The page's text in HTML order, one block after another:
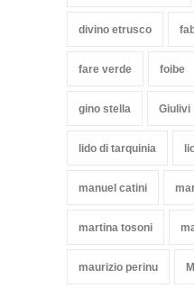
divino etrusco
fare verde foibe
gino stella Giulivi
lido di tarquinia
manuel catini
martina tosoni
maurizio perinu